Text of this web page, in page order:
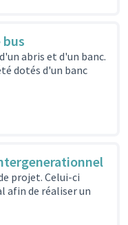
bus
abris et d'un banc.
dotés d'un banc
projet. Celui-ci
afin de réaliser un